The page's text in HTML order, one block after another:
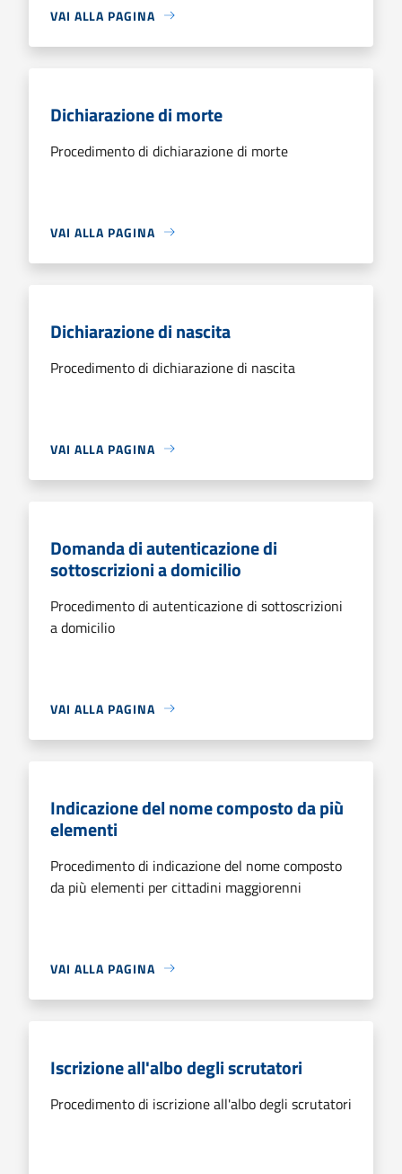
VAI ALLA PAGINA
Dichiarazione di morte
Procedimento di dichiarazione di morte
VAI ALLA PAGINA
Dichiarazione di nascita
Procedimento di dichiarazione di nascita
VAI ALLA PAGINA
Domanda di autenticazione di
sottoscrizioni a domicilio
Procedimento di autenticazione di sottoscrizioni
a domicilio
VAI ALLA PAGINA
Indicazione del nome composto da più
elementi
Procedimento di indicazione del nome composto
da più elementi per cittadini maggiorenni
VAI ALLA PAGINA
Iscrizione all'albo degli scrutatori
Procedimento di iscrizione all'albo degli scrutatori